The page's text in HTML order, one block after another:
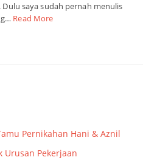
saya sudah pernah menulis
Read More
Pernikahan Hani & Aznil
Urusan Pekerjaan